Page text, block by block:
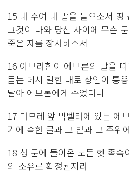
15 내 주여 내 말을 들으소서 땅
그것이 나와 당신 사이에 무슨
죽은 자를 장사하소서
16 아브라함이 에브론의 말을
듣는 데서 말한 대로 상인이 통
달아 에브론에게 주었더니
17 마므레 앞 막벨라에 있는 에
기에 속한 굴과 그 밭과 그 주위
18 성 문에 들어온 모든 헷 족속
의 소유로 확정된지라